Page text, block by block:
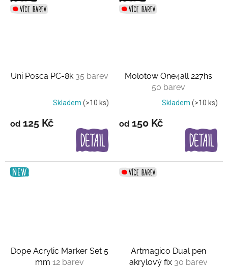
Uni Posca PC-8k 35 barev
Skladem (>10 ks)
od 125 Kč
Molotow One4all 227hs
50 barev
Skladem (>10 ks)
od 150 Kč
Dope Acrylic Marker Set 5
mm 12 barev
Artmagico Dual pen
akrylový fix 30 barev